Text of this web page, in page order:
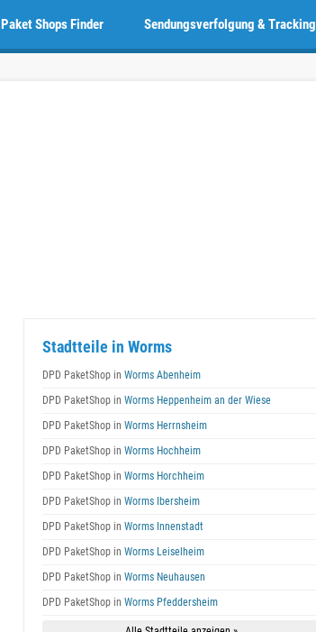
Sendungsverfolgung & Tracking
Paket Shops Finder
Stadtteile in Worms
DPD PaketShop in Worms Abenheim
DPD PaketShop in Worms Heppenheim an der Wiese
DPD PaketShop in Worms Herrnsheim
DPD PaketShop in Worms Hochheim
DPD PaketShop in Worms Horchheim
DPD PaketShop in Worms Ibersheim
DPD PaketShop in Worms Innenstadt
DPD PaketShop in Worms Leiselheim
DPD PaketShop in Worms Neuhausen
DPD PaketShop in Worms Pfeddersheim